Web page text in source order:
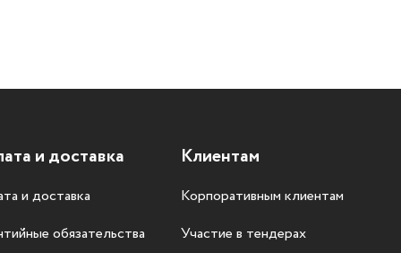
и доставка
и доставка
обязательства
Клиентам
Корпоративным клиентам
Участие в тендерах